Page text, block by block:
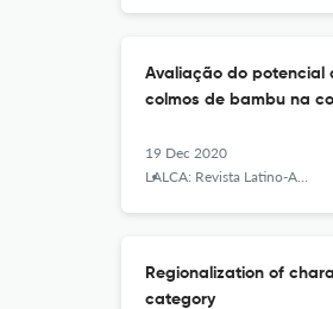
Avaliação do potencial
colmos de bambu na
19 Dec 2020
LALCA: Revista Latino-Americana em Avaliação do Ciclo de Vida
Regionalization of
category